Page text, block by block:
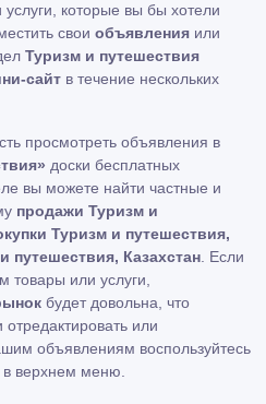
которые вы бы хотели
свои объявления или
Туризм и путешествия
сайт в течение нескольких
просмотреть объявления в
доски бесплатных
вы можете найти частные и
продажи Туризм и
Туризм и путешествия,
путешествия, Казахстан. Если
товары или услуги,
будет довольна, что
или
объявлениям воспользуйтесь
в верхнем меню.